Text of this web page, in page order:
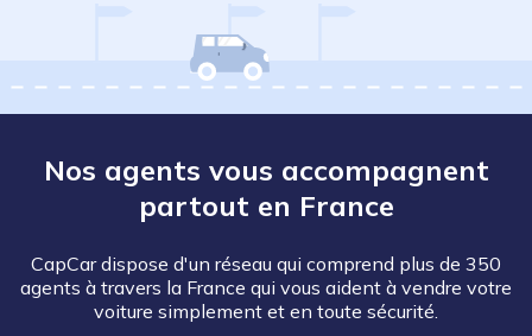
Nos agents vous accompagnent
partout en France
CapCar dispose d'un réseau qui comprend plus de 350
agents à travers la France qui vous aident à vendre votre
voiture simplement et en toute sécurité.